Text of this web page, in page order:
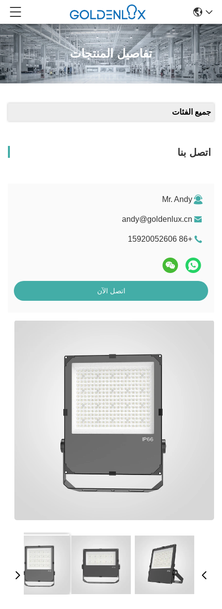
تفاصيل المنتجات
جميع الفئات
اتصل بنا
Mr. Andy
andy@goldenlux.cn
+86 15920052606
اتصل الآن